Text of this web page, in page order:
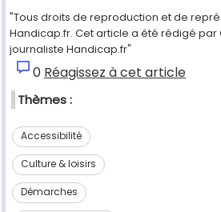
"Tous droits de reproduction et de
Handicap.fr. Cet article a été rédigé par
journaliste Handicap.fr"
0 Réagissez à cet article
Thèmes :
Accessibilité
Culture & loisirs
Démarches